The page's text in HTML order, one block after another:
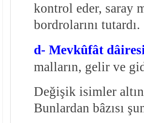
kontrol eder, saray
bordrolarını tutardı.
d- Mevkûfât
malların, gelir ve
Değişik isimler
Bunlardan bâzısı